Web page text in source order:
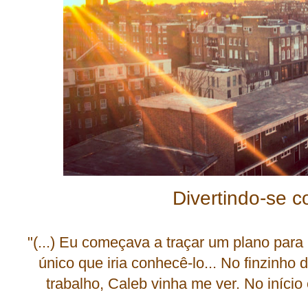
Divertindo-se
"(...) Eu começava a traçar um plano
único que iria conhecê-lo... No finzinho
trabalho, Caleb vinha me ver. No